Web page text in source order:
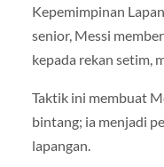
Kepemimpinan
senior, Messi
kepada rekan setim,
Taktik ini membuat
bintang; ia menjadi
lapangan.